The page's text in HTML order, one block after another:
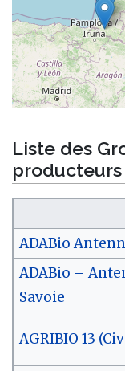
Liste des
producteurs
ADABio
ADABio –
Savoie
AGRIBIO 13